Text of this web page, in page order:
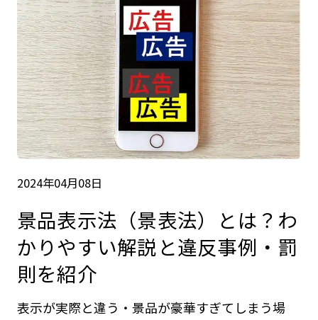
2024年04月08日
景品表示法（景表法）とは？わ
かりやすい解説と違反事例・罰
則を紹介
表示が実際と違う・景品が豪華すぎてしまう場